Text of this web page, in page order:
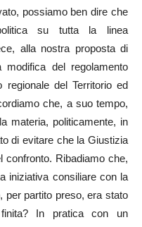
possiamo ben dire che
su tutta la linea
alla nostra proposta di
modifica del regolamento
regionale del Territorio ed
che, a suo tempo,
materia, politicamente, in
di evitare che la Giustizia
confronto. Ribadiamo che,
iniziativa consiliare con la
per partito preso, era stato
In pratica con un